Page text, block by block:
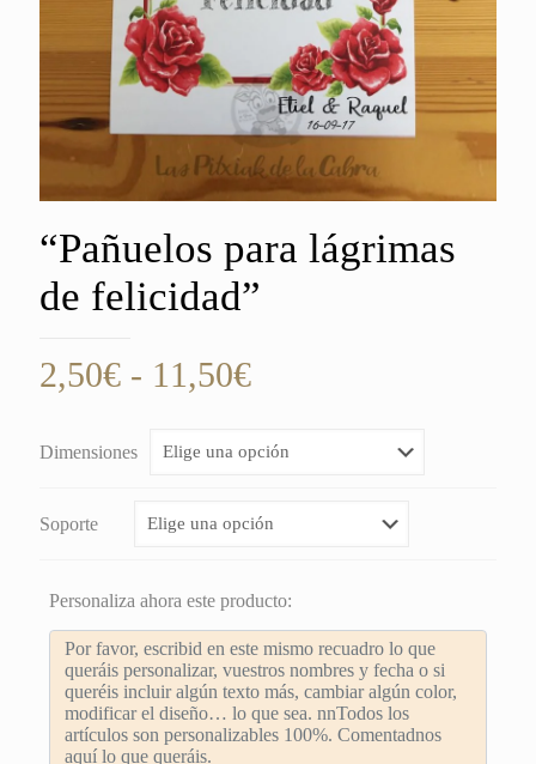
“Pañuelos para lágrimas
de felicidad”
2,50€ - 11,50€Rango
precios:
2,50€
11,50€
Dimensiones
Soporte
Personaliza ahora este producto: